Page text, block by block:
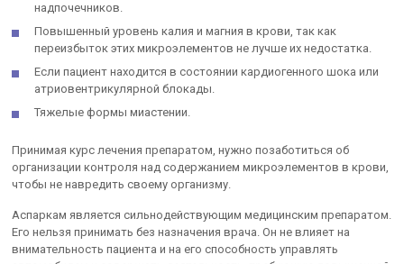
надпочечников.
Повышенный уровень калия и магния в крови, так как
переизбыток этих микроэлементов не лучше их недостатка.
Если пациент находится в состоянии кардиогенного шока или
атриовентрикулярной блокады.
Тяжелые формы миастении.
Принимая курс лечения препаратом, нужно позаботиться об
организации контроля над содержанием микроэлементов в крови,
чтобы не навредить своему организму.
Аспаркам является сильнодействующим медицинским препаратом.
Его нельзя принимать без назначения врача. Он не влияет на
внимательность пациента и на его способность управлять